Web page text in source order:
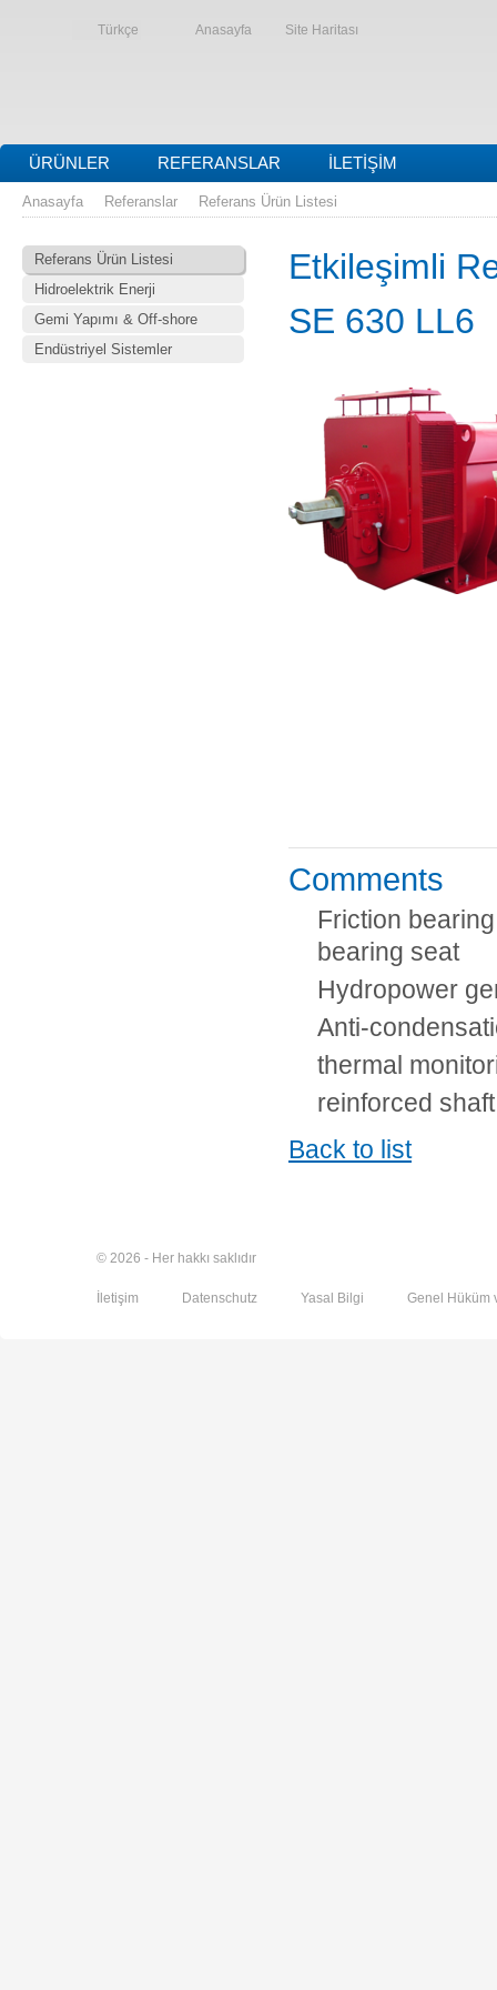
Türkçe Anasayfa Site Haritası
ÜRÜNLER REFERANSLAR İLETIŞIM
Anasayfa Referanslar Referans Ürün Listesi
Referans Ürün Listesi
Hidroelektrik Enerji
Gemi Yapımı & Off-shore
Endüstriyel Sistemler
Etkileşimli
SE 630 LL6
Comments
Friction
bearing seat
Hydropower
Anti-
thermal
reinforced
Back to list
© 2026 - Her hakkı saklıdır
İletişim Datenschutz Yasal Bilgi Genel Hüküm